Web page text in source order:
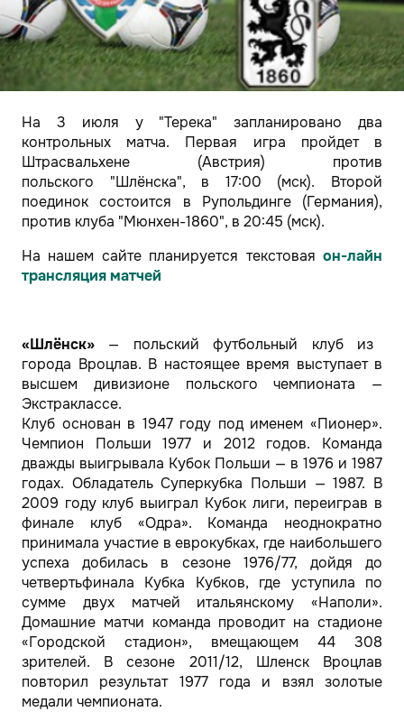
На 3 июля у "Терека" запланировано два
контрольных матча. Первая игра пройдет в
Штрасвальхене (Австрия) против
польского "Шлёнска", в 17:00 (мск). Второй
поединок состоится в Рупольдинге (Германия),
против клуба "Мюнхен-1860", в 20:45 (мск).
На нашем сайте планируется текстовая он-лайн
трансляция матчей
«Шлёнск» — польский футбольный клуб из
города Вроцлав. В настоящее время выступает в
высшем дивизионе польского чемпионата —
Экстраклассе.
Клуб основан в 1947 году под именем «Пионер».
Чемпион Польши 1977 и 2012 годов. Команда
дважды выигрывала Кубок Польши — в 1976 и 1987
годах. Обладатель Суперкубка Польши — 1987. В
2009 году клуб выиграл Кубок лиги, переиграв в
финале клуб «Одра». Команда неоднократно
принимала участие в еврокубках, где наибольшего
успеха добилась в сезоне 1976/77, дойдя до
четвертьфинала Кубка Кубков, где уступила по
сумме двух матчей итальянскому «Наполи».
Домашние матчи команда проводит на стадионе
«Городской стадион», вмещающем 44 308
зрителей. В сезоне 2011/12, Шленск Вроцлав
повторил результат 1977 года и взял золотые
медали чемпионата.